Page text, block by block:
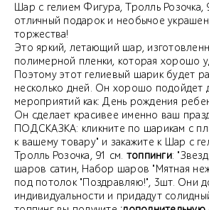
Шар с гелием Фигура, Тролль Розочка,
отличный подарок и необычое
торжества!
Это яркий, летающий шар,
полимерной пленки, которая хорошо
Поэтому этот гелиевый шарик будет
несколько дней. Он хорошо подойдет
мероприятий как: День рождения
Он сделает красивее именно ваш
ПОДСКАЗКА: кликните по шарикам с
к вашему товару" и закажите к Шар с
Тролль Розочка, 91 см. топпинги:
шаров сатин, Набор шаров "Мятная
под потолок "Поздравляю!", 3шт. Они
индивидуальности и придадут